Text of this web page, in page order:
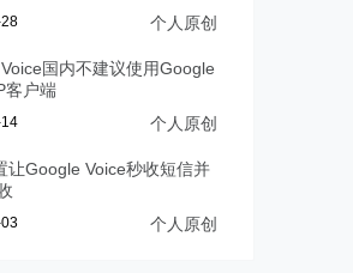
个人原创
国内不建议使用Google
客户端
个人原创
让Google Voice秒收短信并
个人原创